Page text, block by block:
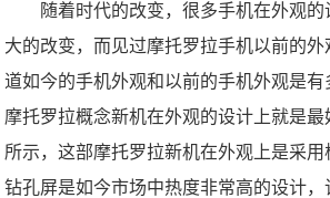
随着时代的改变，很多手机在外观
大的改变，而见过摩托罗拉手机以前的外
道如今的手机外观和以前的手机外观是
摩托罗拉概念新机在外观的设计上就是最
所示，这部摩托罗拉新机在外观上是采用
钻孔屏是如今市场中热度非常高的设计